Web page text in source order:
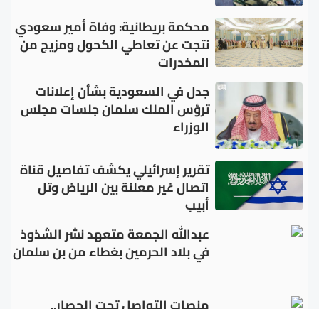
محكمة بريطانية: وفاة أمير سعودي
نتجت عن تعاطي الكحول ومزيج من
المخدرات
جدل في السعودية بشأن إعلانات
ترؤس الملك سلمان جلسات مجلس
الوزراء
تقرير إسرائيلي يكشف تفاصيل قناة
اتصال غير معلنة بين الرياض وتل
أبيب
عبدالله الجمعة متعهد نشر الشذوذ
في بلاد الحرمين بغطاء من بن سلمان